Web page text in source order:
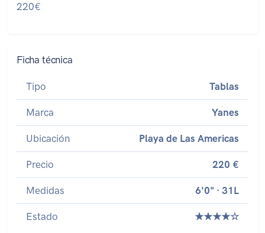
220€
Ficha técnica
Tipo Tablas
Marca Yanes
Ubicación Playa de Las Americas
Precio 220 €
Medidas 6'0" · 31L
Estado ★★★★☆